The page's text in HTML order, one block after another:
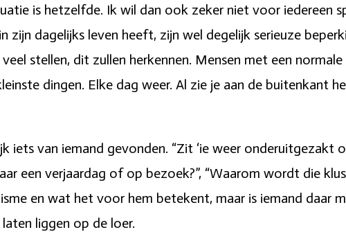
is hetzelfde. Ik wil dan ook zeker niet voor iedereen
zijn dagelijks leven heeft, zijn wel degelijk serieuze
stellen, dit zullen herkennen. Mensen met een
dingen. Elke dag weer. Al zie je aan de buitenkant
iets van iemand gevonden. “Zit ‘ie weer onderuitgezakt
een verjaardag of op bezoek?”, “Waarom wordt die
en wat het voor hem betekent, maar is iemand daar
liggen op de loer.